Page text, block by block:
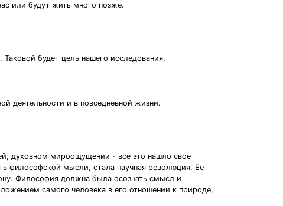
или будут жить много позже.
будет цель нашего исследования.
деятельности и в повседневной жизни.
духовном мироощущении - все это нашло свое
философской мысли, стала научная революция. Ее
Философия должна была осознать смысл и
самого человека в его отношении к природе,